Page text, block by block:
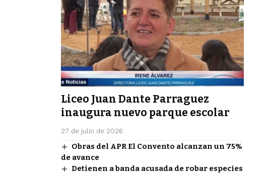
Liceo Juan Dante Parraguez
inaugura nuevo parque escolar
27 de julio de 2026
Obras del APR El Convento alcanzan un 75%
de avance
Detienen a banda acusada de robar especies